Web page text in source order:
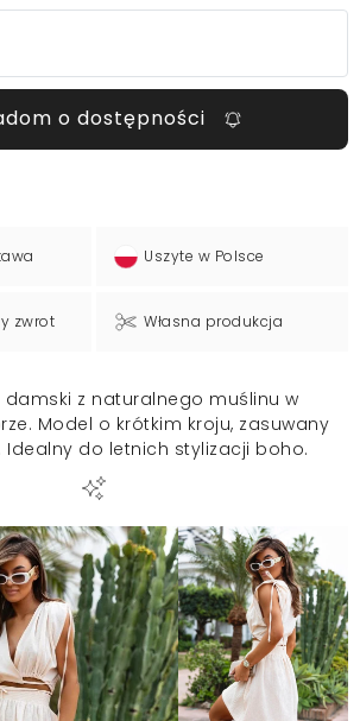
o dostępności
Uszyte w Polsce
zwrot Własna produkcja
damski z naturalnego muślinu w
Model o krótkim kroju, zasuwany
Idealny do letnich stylizacji boho.